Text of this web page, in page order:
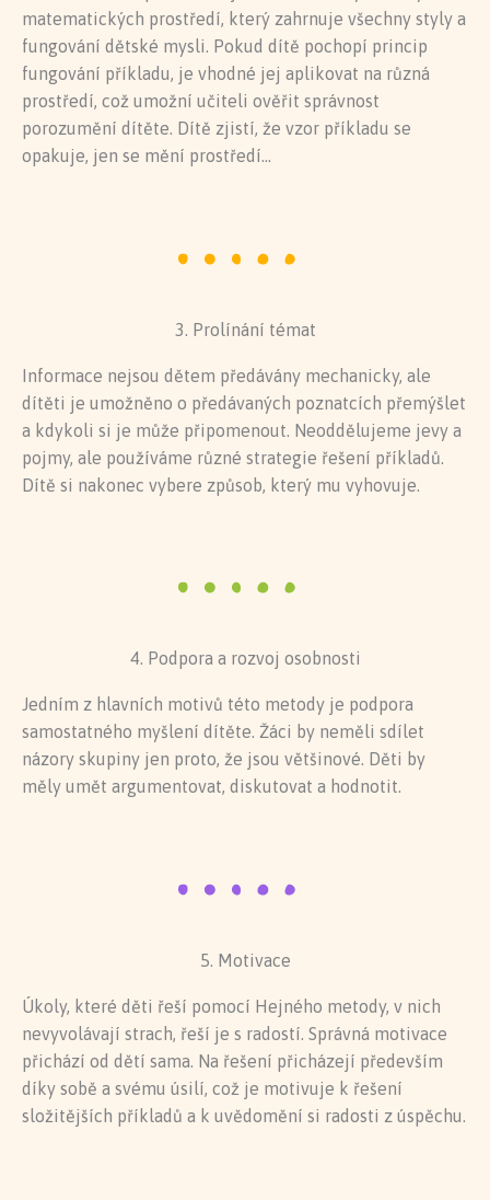
matematických prostředí, který zahrnuje všechny styly a
fungování dětské mysli. Pokud dítě pochopí princip
fungování příkladu, je vhodné jej aplikovat na různá
prostředí, což umožní učiteli ověřit správnost
porozumění dítěte. Dítě zjistí, že vzor příkladu se
opakuje, jen se mění prostředí…
3. Prolínání témat
Informace nejsou dětem předávány mechanicky, ale
dítěti je umožněno o předávaných poznatcích přemýšlet
a kdykoli si je může připomenout. Neoddělujeme jevy a
pojmy, ale používáme různé strategie řešení příkladů.
Dítě si nakonec vybere způsob, který mu vyhovuje.
4. Podpora a rozvoj osobnosti
Jedním z hlavních motivů této metody je podpora
samostatného myšlení dítěte. Žáci by neměli sdílet
názory skupiny jen proto, že jsou většinové. Děti by
měly umět argumentovat, diskutovat a hodnotit.
5. Motivace
Úkoly, které děti řeší pomocí Hejného metody, v nich
nevyvolávají strach, řeší je s radostí. Správná motivace
přichází od dětí sama. Na řešení přicházejí především
díky sobě a svému úsilí, což je motivuje k řešení
složitějších příkladů a k uvědomění si radosti z úspěchu.